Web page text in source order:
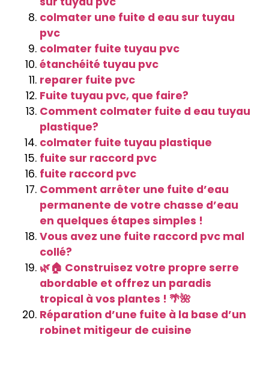
colmater une fuite d eau sur tuyau
pvc
colmater fuite tuyau pvc
étanchéité tuyau pvc
reparer fuite pvc
Fuite tuyau pvc, que faire?
Comment colmater fuite d eau tuyau
plastique?
colmater fuite tuyau plastique
fuite sur raccord pvc
fuite raccord pvc
Comment arrêter une fuite d’eau
permanente de votre chasse d’eau
en quelques étapes simples !
Vous avez une fuite raccord pvc mal
collé?
🌿🏠 Construisez votre propre serre
abordable et offrez un paradis
tropical à vos plantes ! 🌴🌺
Réparation d’une fuite à la base d’un
robinet mitigeur de cuisine